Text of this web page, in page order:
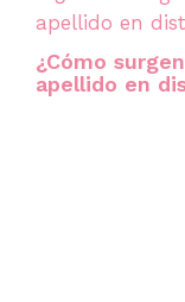
¿Cómo
apellido en